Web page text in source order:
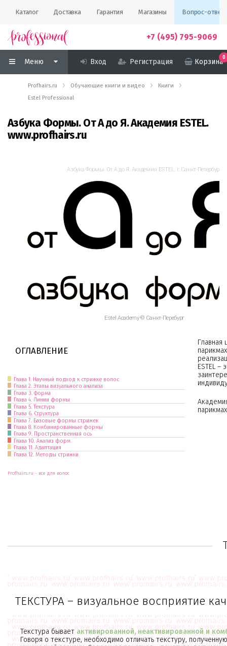
Каталог Доставка Гарантия Магазины Вопрос-ответ
+7 (495) 795-9069
Меню Вход Регистрация Корзина
0
Profhairs.ru Обучающие книги и видео
Книги
Estel Professional
Азбука Формы. От А до Я. Академия ESTEL.
www.profhairs.ru
Азбука Формы. От А до Я. Академия ESTEL. г.Санкт-Петербург
от А до Я
Estel Academy © Санкт-Перебург
ОГЛАВЛЕНИЕ
Глава 1. Научный подход к стрижке волос
Глава 2. Этапы визуального анализа
Глава 3. Форма
Глава 4. Линии формы
Глава 5. Текстура
Глава 6. Структура
Глава 7. Базовые формы стрижек
Глава 8. Комбинированные формы
Глава 9. Пространственная ось
Глава 10. Анализ форм
Глава 11. Адаптация
Глава 12. Методы стрижки
Profhairs.ru - все для волос
Главная
ESTEL –
ТЕКСТУРА – визуальное восприятие
Текстура бываетактивированной, неактивированной и
Говоря о текстуре, необходимо отличать текстуру,